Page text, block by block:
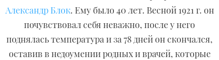
Александр Блок. Ему было 40 лет. Весной 1921 г. он
почувствовал себя неважно, после у него
поднялась температура и за 78 дней он скончался,
оставив в недоумении родных и врачей, которые